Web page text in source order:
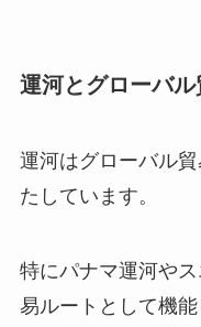
運河とグローバル
運河はグローバル
たしています。
特にパナマ運河や
易ルートとして機